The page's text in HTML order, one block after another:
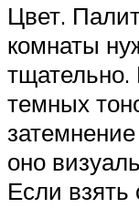
Цвет.
комнаты
темных
оно
Если взять